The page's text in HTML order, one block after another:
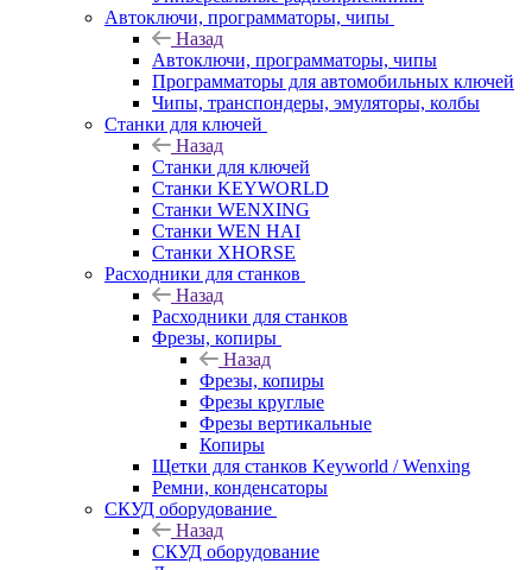
Автоключи, программаторы, чипы
Назад
Автоключи, программаторы, чипы
Программаторы для автомобильных ключей
Чипы, транспондеры, эмуляторы, колбы
Станки для ключей
Назад
Станки для ключей
Станки KEYWORLD
Станки WENXING
Станки WEN HAI
Станки XHORSE
Расходники для станков
Назад
Расходники для станков
Фрезы, копиры
Назад
Фрезы, копиры
Фрезы круглые
Фрезы вертикальные
Копиры
Щетки для станков Keyworld / Wenxing
Ремни, конденсаторы
СКУД оборудование
Назад
СКУД оборудование